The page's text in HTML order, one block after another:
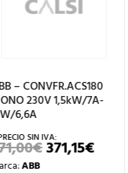
– CONVFR.ACS180
230V 1,5kW/7A-
6,6A
€EL
PRECIO
371,15€EL
ABB